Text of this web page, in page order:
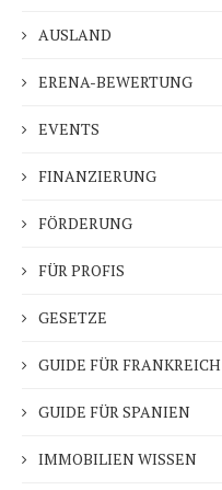
AUSLAND
ERENA-BEWERTUNG
EVENTS
FINANZIERUNG
FÖRDERUNG
FÜR PROFIS
GESETZE
GUIDE FÜR FRANKREICH
GUIDE FÜR SPANIEN
IMMOBILIEN WISSEN